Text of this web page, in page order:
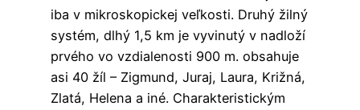
iba v mikroskopickej veľkosti. Druhý žilný
systém, dlhý 1,5 km je vyvinutý v nadloží
prvého vo vzdialenosti 900 m. obsahuje
asi 40 žíl – Zigmund, Juraj, Laura, Križná,
Zlatá, Helena a iné. Charakteristickým